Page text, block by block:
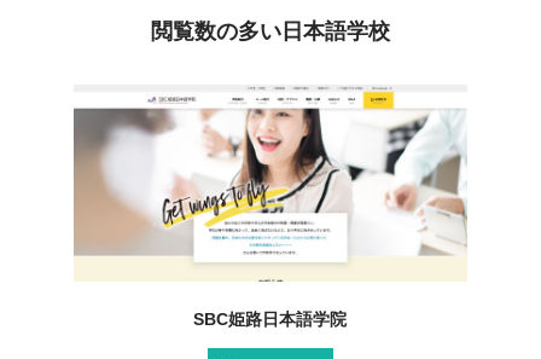
閲覧数の多い日本語学校
SBC姫路日本語学院